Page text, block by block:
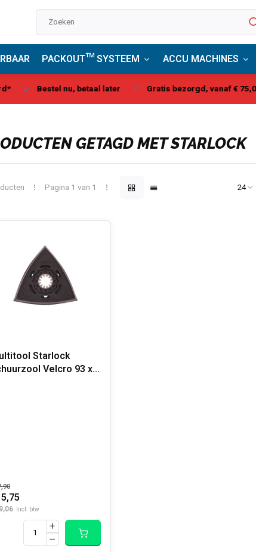
PACKOUT™ SYSTEEM ACCU MACHINES
Bestel nu, betaal later Gratis bezorgd, vanaf € 75,00
GETAGD MET STARLOCK
Pagina 1 van 1
Starlock
Velcro 93 x
Incl. btw